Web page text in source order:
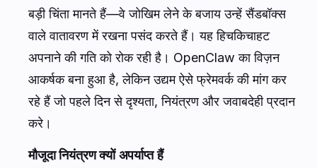
बड़ी चिंता मानते हैं—वे जोखिम लेने के बजाय उन्हें सैंडबॉक्स
वाले वातावरण में रखना पसंद करते हैं। यह हिचकिचाहट
अपनाने की गति को रोक रही है। OpenClaw का विज़न
आकर्षक बना हुआ है, लेकिन उद्यम ऐसे फ्रेमवर्क की मांग कर
रहे हैं जो पहले दिन से दृश्यता, नियंत्रण और जवाबदेही प्रदान
करे।
मौजूदा नियंत्रण क्यों अपर्याप्त हैं